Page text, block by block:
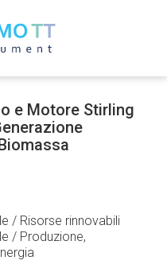
e Motore Stirling
/ Risorse rinnovabili
/ Produzione,